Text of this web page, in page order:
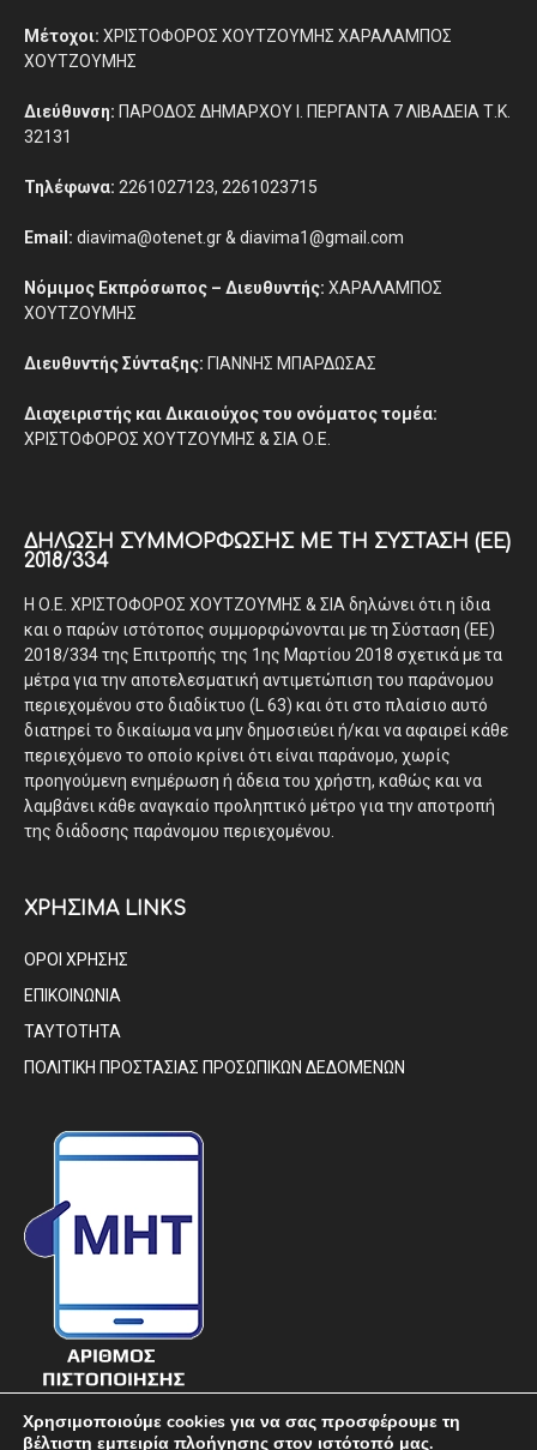
Μέτοχοι: ΧΡΙΣΤΟΦΟΡΟΣ ΧΟΥΤΖΟΥΜΗΣ ΧΑΡΑΛΑΜΠΟΣ
ΧΟΥΤΖΟΥΜΗΣ
Διεύθυνση: ΠΑΡΟΔΟΣ ΔΗΜΑΡΧΟΥ Ι. ΠΕΡΓΑΝΤΑ 7 ΛΙΒΑΔΕΙΑ Τ.Κ.
32131
Τηλέφωνα: 2261027123, 2261023715
Email: diavima@otenet.gr & diavima1@gmail.com
Νόμιμος Εκπρόσωπος – Διευθυντής: ΧΑΡΑΛΑΜΠΟΣ
ΧΟΥΤΖΟΥΜΗΣ
Διευθυντής Σύνταξης: ΓΙΑΝΝΗΣ ΜΠΑΡΔΩΣΑΣ
Διαχειριστής και Δικαιούχος του ονόματος τομέα:
ΧΡΙΣΤΟΦΟΡΟΣ ΧΟΥΤΖΟΥΜΗΣ & ΣΙΑ Ο.Ε.
ΔΉΛΩΣΗ ΣΥΜΜΌΡΦΩΣΗΣ ΜΕ ΤΗ ΣΎΣΤΑΣΗ (ΕΕ)
2018/334
Η Ο.Ε. ΧΡΙΣΤΟΦΟΡΟΣ ΧΟΥΤΖΟΥΜΗΣ & ΣΙΑ δηλώνει ότι η ίδια
και ο παρών ιστότοπος συμμορφώνονται με τη Σύσταση (ΕΕ)
2018/334 της Επιτροπής της 1ης Μαρτίου 2018 σχετικά με τα
μέτρα για την αποτελεσματική αντιμετώπιση του παράνομου
περιεχομένου στο διαδίκτυο (L 63) και ότι στο πλαίσιο αυτό
διατηρεί το δικαίωμα να μην δημοσιεύει ή/και να αφαιρεί κάθε
περιεχόμενο το οποίο κρίνει ότι είναι παράνομο, χωρίς
προηγούμενη ενημέρωση ή άδεια του χρήστη, καθώς και να
λαμβάνει κάθε αναγκαίο προληπτικό μέτρο για την αποτροπή
της διάδοσης παράνομου περιεχομένου.
ΧΡΗΣΙΜΑ LINKS
ΟΡΟΙ ΧΡΗΣΗΣ
ΕΠΙΚΟΙΝΩΝΙΑ
ΤΑΥΤΟΤΗΤΑ
ΠΟΛΙΤΙΚΗ ΠΡΟΣΤΑΣΙΑΣ ΠΡΟΣΩΠΙΚΩΝ ΔΕΔΟΜΕΝΩΝ
Χρησιμοποιούμε cookies για να σας προσφέρουμε τη
βέλτιστη εμπειρία πλοήγησης στον ιστότοπό μας.